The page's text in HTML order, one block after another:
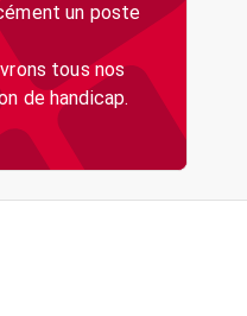
un poste
tous nos
de handicap.